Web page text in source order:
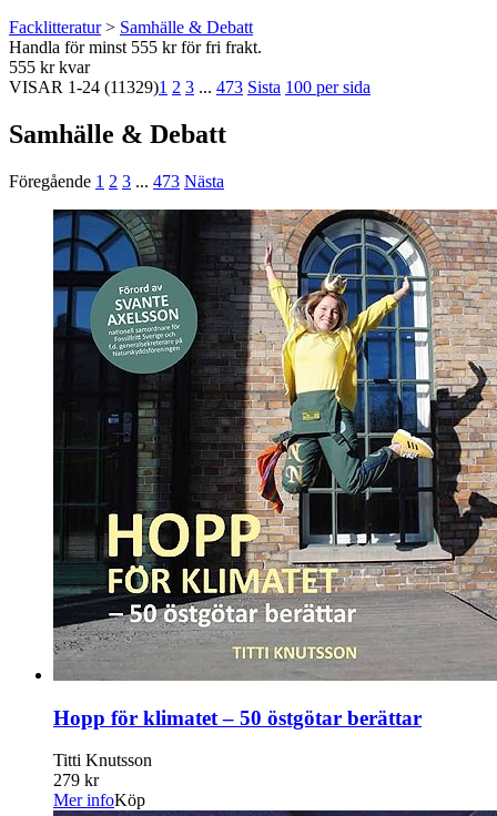
Facklitteratur> Samhälle & Debatt
Handla för minst 555 kr för fri frakt.
555 kr kvar
VISAR 1-24 (11329)1 2 3 ... 473 Sista 100 per sida
Samhälle & Debatt
Föregående 1 2 3 ... 473 Nästa
Hopp för klimatet – 50 östgötar berättar
Titti Knutsson
279 kr
Mer infoKöp